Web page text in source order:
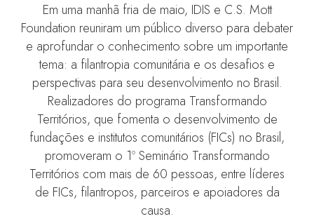
Em uma manhã fria de maio, IDIS e C.S. Mott
Foundation reuniram um público diverso para debater
e aprofundar o conhecimento sobre um importante
tema: a filantropia comunitária e os desafios e
perspectivas para seu desenvolvimento no Brasil.
Realizadores do programa Transformando
Territórios, que fomenta o desenvolvimento de
fundações e institutos comunitários (FICs) no Brasil,
promoveram o 1º Seminário Transformando
Territórios com mais de 60 pessoas, entre líderes
de FICs, filantropos, parceiros e apoiadores da
causa.